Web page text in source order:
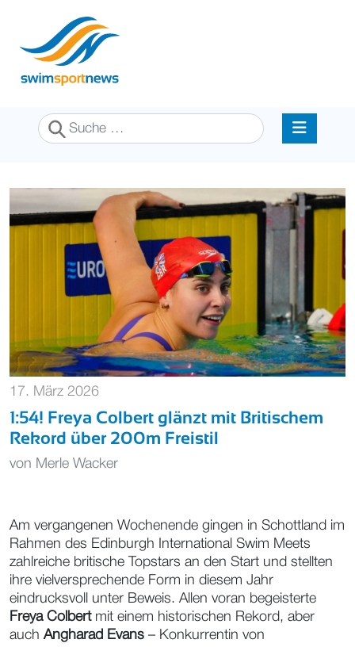
Suchen
17. März 2026
1:54! Freya Colbert glänzt mit Britischem
Rekord über 200m Freistil
von Merle Wacker
Am vergangenen Wochenende gingen in Schottland im
Rahmen des Edinburgh International Swim Meets
zahlreiche britische Topstars an den Start und stellten
ihre vielversprechende Form in diesem Jahr
eindrucksvoll unter Beweis. Allen voran begeisterte
Freya Colbertmit einem historischen Rekord, aber
auch Angharad Evans – Konkurrentin von